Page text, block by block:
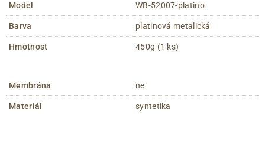
Model WB-52007-platino
Barva platinová metalická
Hmotnost 450g (1 ks)
Membrána ne
Materiál syntetika